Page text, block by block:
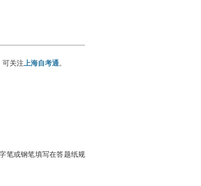
可关注 上海自考通。
笔或钢笔填写在答题纸规